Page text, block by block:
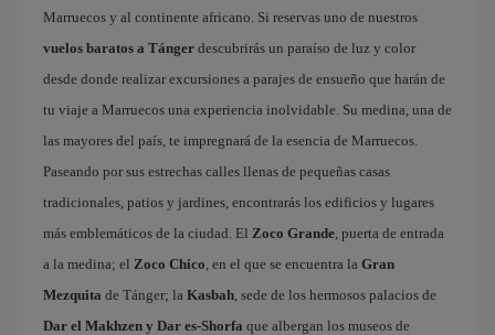
Marruecos y al continente africano. Si reservas uno de nuestros
vuelos baratos a Tánger descubrirás un paraíso de luz y color
desde donde realizar excursiones a parajes de ensueño que harán de
tu viaje a Marruecos una experiencia inolvidable. Su medina, una de
las mayores del país, te impregnará de la esencia de Marruecos.
Paseando por sus estrechas calles llenas de pequeñas casas
tradicionales, patios y jardines, encontrarás los edificios y lugares
más emblemáticos de la ciudad. El Zoco Grande, puerta de entrada
a la medina; el Zoco Chico, en el que se encuentra la Gran
Mezquita de Tánger; la Kasbah, sede de los hermosos palacios de
Dar el Makhzen y Dar es-Shorfa que albergan los museos de